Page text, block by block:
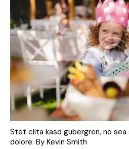
Stet clita kasd gubergren, no
dolore. By Kevin Smith